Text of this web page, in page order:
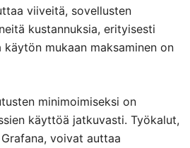
viiveitä, sovellusten
kustannuksia, erityisesti
mukaan maksaminen on
minimoimiseksi on
käyttöä jatkuvasti. Työkalut,
voivat auttaa